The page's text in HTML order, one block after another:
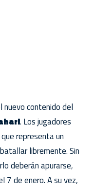
contenido del
. Los jugadores
representa un
libremente. Sin
deberán apurarse,
7 de enero. A su vez,